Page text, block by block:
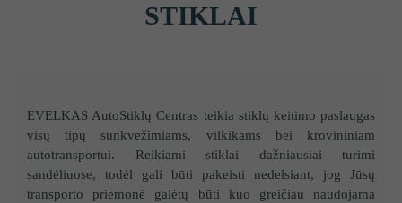
STIKLAI
EVELKAS AutoStiklų Centras teikia stiklų keitimo paslaugas
visų tipų sunkvežimiams, vilkikams bei krovininiam
autotransportui. Reikiami stiklai dažniausiai turimi
sandėliuose, todėl gali būti pakeisti nedelsiant, jog Jūsų
transporto priemonė galėtų būti kuo greičiau naudojama